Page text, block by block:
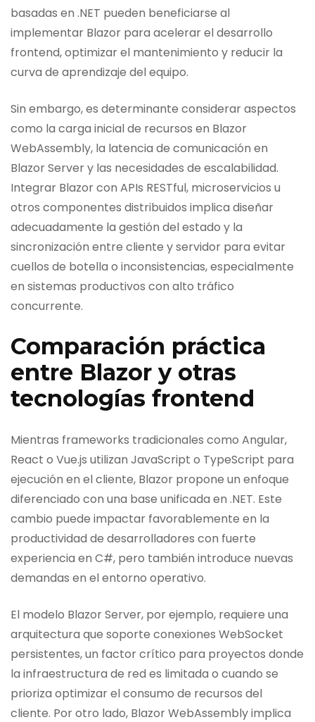
basadas en .NET pueden beneficiarse al
implementar Blazor para acelerar el desarrollo
frontend, optimizar el mantenimiento y reducir la
curva de aprendizaje del equipo.
Sin embargo, es determinante considerar aspectos
como la carga inicial de recursos en Blazor
WebAssembly, la latencia de comunicación en
Blazor Server y las necesidades de escalabilidad.
Integrar Blazor con APIs RESTful, microservicios u
otros componentes distribuidos implica diseñar
adecuadamente la gestión del estado y la
sincronización entre cliente y servidor para evitar
cuellos de botella o inconsistencias, especialmente
en sistemas productivos con alto tráfico
concurrente.
Comparación práctica
entre Blazor y otras
tecnologías frontend
Mientras frameworks tradicionales como Angular,
React o Vue.js utilizan JavaScript o TypeScript para
ejecución en el cliente, Blazor propone un enfoque
diferenciado con una base unificada en .NET. Este
cambio puede impactar favorablemente en la
productividad de desarrolladores con fuerte
experiencia en C#, pero también introduce nuevas
demandas en el entorno operativo.
El modelo Blazor Server, por ejemplo, requiere una
arquitectura que soporte conexiones WebSocket
persistentes, un factor crítico para proyectos donde
la infraestructura de red es limitada o cuando se
prioriza optimizar el consumo de recursos del
cliente. Por otro lado, Blazor WebAssembly implica